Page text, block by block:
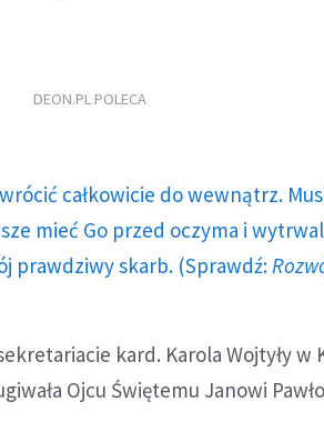
DEON.PL POLECA
całkowicie do wewnątrz.
mieć Go przed oczyma i
prawdziwy skarb. (Sprawdź:
kard. Karola Wojtyły w
Ojcu Świętemu Janowi